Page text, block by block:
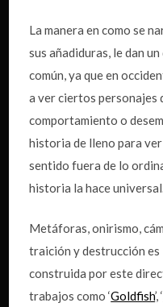
La manera en como se
sus añadiduras, le dan
común, ya que en
a ver ciertos personajes
comportamiento o
historia de lleno para
sentido fuera de lo
historia la hace
Metáforas, onirismo,
traición y destrucción
construida por este
trabajos como ‘Goldfish’, ‘